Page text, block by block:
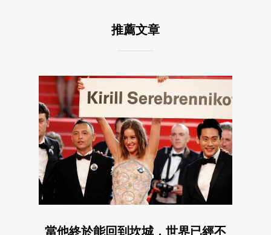
推薦文章
當他終於能回到坎城，世界已經不